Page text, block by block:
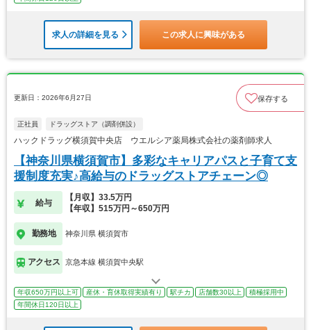
求人の詳細を見る この求人に興味がある
更新日：2026年6月27日 保存する
正社員 ドラッグストア（調剤併設）
ハックドラッグ横須賀中央店 ウエルシア薬局株式会社の薬剤師求人
【神奈川県横須賀市】多彩なキャリアパスと子育て支
援制度充実♪高給与のドラッグストアチェーン◎
給与
【月収】33.5万円
【年収】515万円～650万円
勤務地 神奈川県 横須賀市
アクセス 京急本線 横須賀中央駅
年収650万円以上可 産休・育休取得実績有り 駅チカ 店舗数30以上
積極採用中
年間休日120日以上